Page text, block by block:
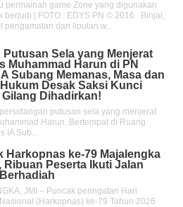
permainan game Zone yang digunakan
berjudi | FOTO : EDYS PN © 2016 Binjai,
pengamatan dan liputan w...
Putusan Sela yang Menjerat
Muhammad Harun di PN
Subang Memanas, Masa dan
Desak Saksi Kunci
Gilang Dihadirkan!
putusan sela yang menjerat
Harun, Bertempat di Ruang
IA Sub...
Harkopnas ke-79 Majalengka
Ribuan Peserta Ikuti Jalan
JMI – Puncak peringatan Hari
(Harkopnas) ke-79 Tahun 2026